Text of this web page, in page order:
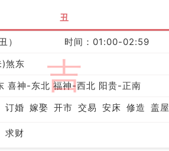
丑
吉
）
时间：01:00-02:59
煞东
喜神-东北 福神-西北 阳贵-正南
订婚 嫁娶 开市 交易 安床 修造 盖屋
求财